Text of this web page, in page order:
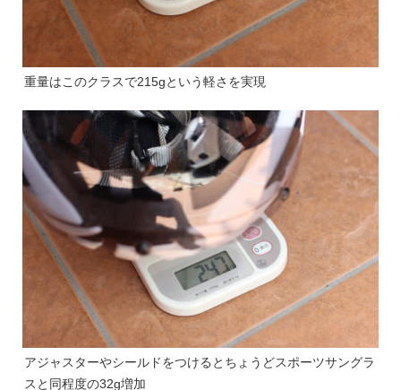
重量はこのクラスで215gという軽さを実現
アジャスターやシールドをつけるとちょうどスポーツサングラ
スと同程度の32g増加